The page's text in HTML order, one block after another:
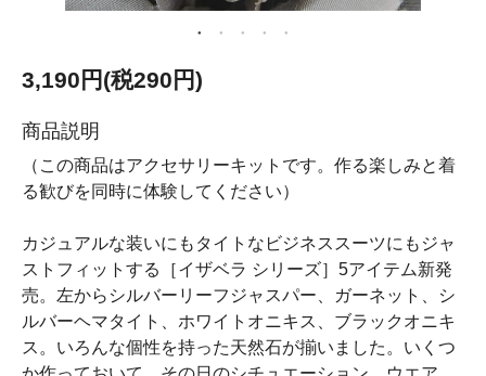
3,190円(税290円)
商品説明
（この商品はアクセサリーキットです。作る楽しみと着
る歓びを同時に体験してください）
カジュアルな装いにもタイトなビジネススーツにもジャ
ストフィットする［イザベラ シリーズ］5アイテム新発
売。左からシルバーリーフジャスパー、ガーネット、シ
ルバーヘマタイト、ホワイトオニキス、ブラックオニキ
ス。いろんな個性を持った天然石が揃いました。いくつ